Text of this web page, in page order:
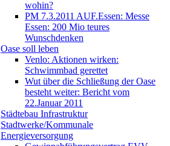
wohin?
PM 7.3.2011 AUF.Essen: Messe
Essen: 200 Mio teures
Wunschdenken
Oase soll leben
Venlo: Aktionen wirken:
Schwimmbad gerettet
Wut über die Schließung der Oase
besteht weiter: Bericht vom
22.Januar 2011
Städtebau Infrastruktur
Stadtwerke/Kommunale
Energieversorgung